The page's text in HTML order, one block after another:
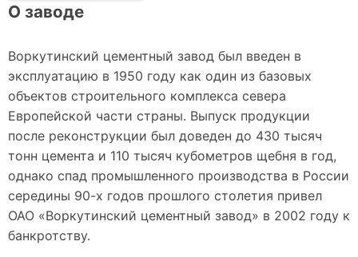
О заводе
Воркутинский цементный завод был введен в
эксплуатацию в 1950 году как один из базовых
объектов строительного комплекса севера
Европейской части страны. Выпуск продукции
после реконструкции был доведен до 430 тысяч
тонн цемента и 110 тысяч кубометров щебня в год,
однако спад промышленного производства в России
середины 90-х годов прошлого столетия привел
ОАО «Воркутинский цементный завод» в 2002 году к
банкротству.